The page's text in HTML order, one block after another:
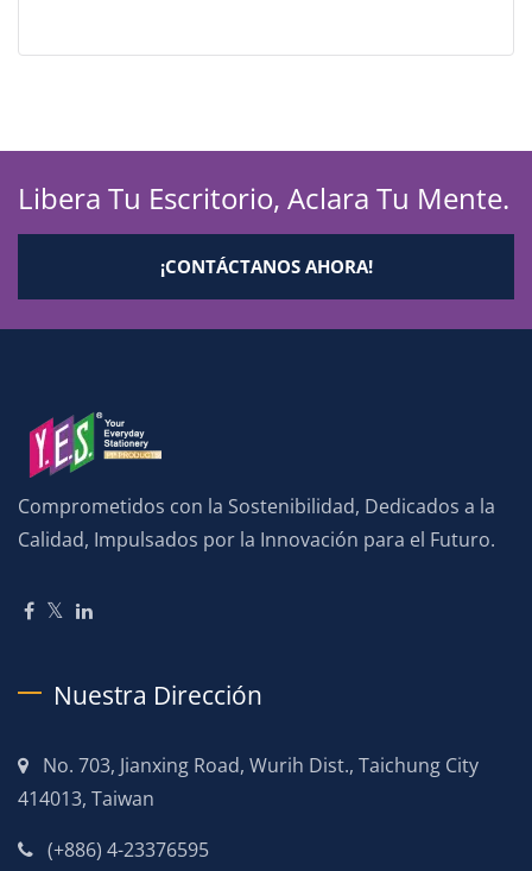
Libera Tu Escritorio, Aclara Tu Mente.
¡CONTÁCTANOS AHORA!
Comprometidos con la Sostenibilidad, Dedicados a la
Calidad, Impulsados por la Innovación para el Futuro.
Nuestra Dirección
No. 703, Jianxing Road, Wurih Dist., Taichung City
414013, Taiwan
(+886) 4-23376595